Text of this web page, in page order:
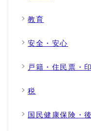
教育
安全・安心
戸籍・住民票・
税
国民健康保険・